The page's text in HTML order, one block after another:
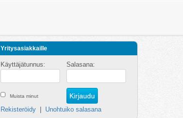
Yritysasiakkaille
Käyttäjätunnus: Salasana:
Muista minut
Rekisteröidy Unohtuiko salasana